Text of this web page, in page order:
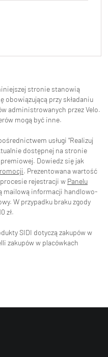
stronie stanowią
obowiązującą przy składaniu
administrowanych przez Velo.
mogą być inne.
usługi "Realizuj
dostępnej na stronie
Dowiedz się jak
. Prezentowana wartość
rejestracji w Panelu
mailową informacji handlowo-
W przypadku braku zgody
zł.
SIDI dotyczą zakupów w
zakupów w placówkach